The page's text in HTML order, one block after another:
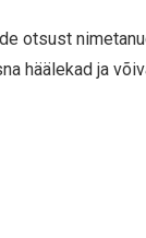
otsust
häälekad ja